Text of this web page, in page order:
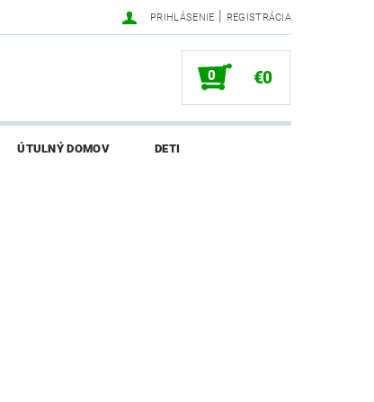
PRIHLÁSENIE | REGISTRÁCIA
0 €0
ÚTULNÝ DOMOV DETI